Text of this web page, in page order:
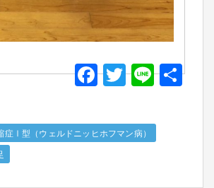
F
a
c
e
T
wi
tt
er
Li
n
e
共
症Ⅰ型（ウェルドニッヒホフマン病）